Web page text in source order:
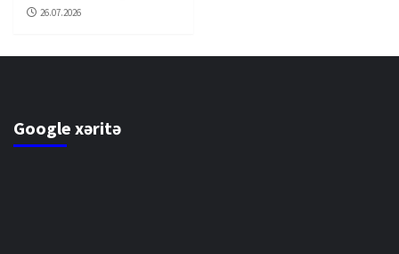
26.07.2026
Google xəritə